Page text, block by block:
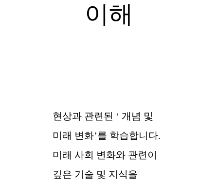
이해
현상과 관련된 ‘ 개념 및
미래 변화’를 학습합니다.
미래 사회 변화와 관련이
깊은 기술 및 지식을